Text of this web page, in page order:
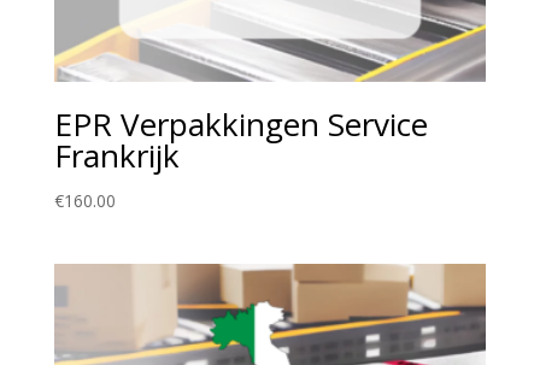
EPR Verpakkingen Service
Frankrijk
€160.00